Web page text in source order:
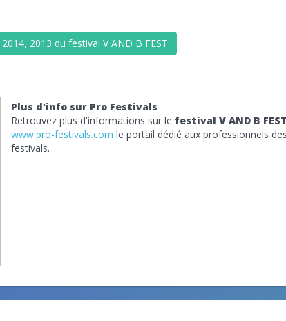
2013 du festival V AND B FEST
Plus d'info sur Pro Festivals
Retrouvez plus d'informations sur le festival V AND B FEST
www.pro-festivals.com le portail dédié aux professionnels des
festivals.